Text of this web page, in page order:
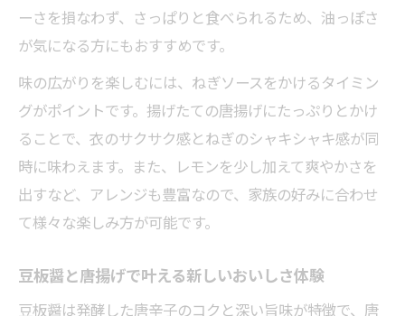
家庭で楽しむ唐揚げピリ辛ねぎソース活用
法
唐揚げ旨辛ソースの簡単アレンジで満足度
アップ
ーさを損なわず、さっぱりと食べられるため、油っぽさ
が気になる方にもおすすめです。
味の広がりを楽しむには、ねぎソースをかけるタイミン
グがポイントです。揚げたての唐揚げにたっぷりとかけ
ることで、衣のサクサク感とねぎのシャキシャキ感が同
時に味わえます。また、レモンを少し加えて爽やかさを
出すなど、アレンジも豊富なので、家族の好みに合わせ
て様々な楽しみ方が可能です。
豆板醤と唐揚げで叶える新しいおいしさ体験
豆板醤は発酵した唐辛子のコクと深い旨味が特徴で、唐